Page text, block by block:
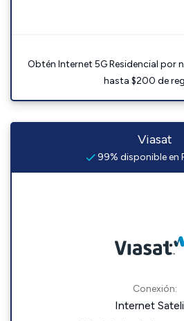
Obtén Internet 5G Residencial por
hasta $200 de
Viasat
99% disponible en
Conexión:
Internet